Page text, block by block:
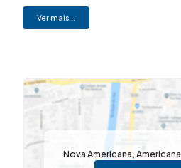
Queiroz. O imóvel está em
aceitar financiamento bancário,
magia em você
Ver mais...
Nova Americana,Americana